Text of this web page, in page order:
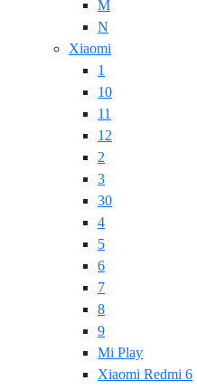
M
N
Xiaomi
1
10
11
12
2
3
30
4
5
6
7
8
9
Mi Play
Xiaomi Redmi 6